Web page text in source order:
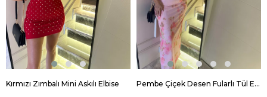
Kırmızı Zımbalı Mini Askılı Elbise Pembe Çiçek Desen Fularlı Tül Elbise